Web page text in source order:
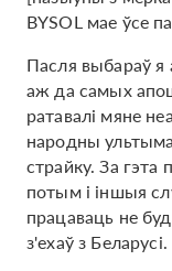
BYSOL мае ўсе
Пасля выбараў я
аж да самых
ратавалі мяне
народны
страйку. За
потым і іншыя
працаваць не
з'ехаў з Беларусі.